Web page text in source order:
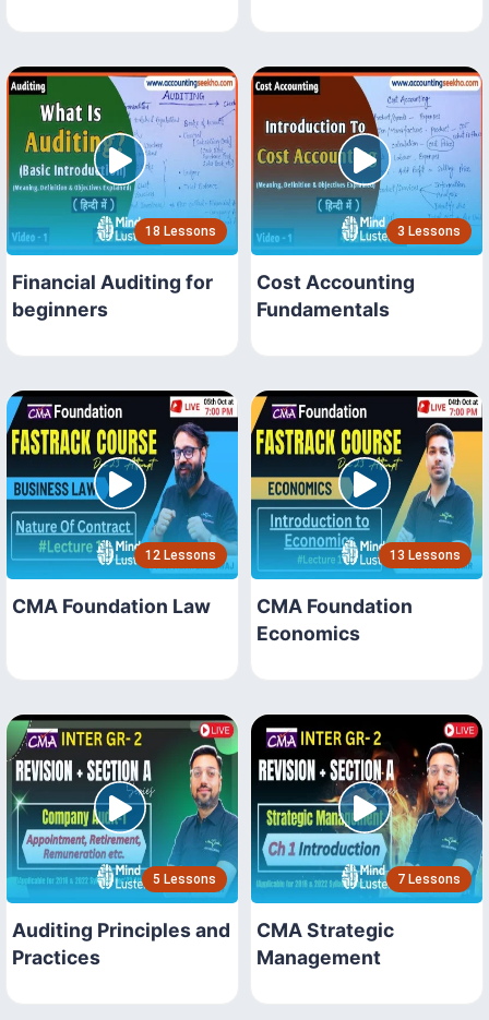
18 Lessons
Financial Auditing for
beginners
3 Lessons
Cost Accounting
Fundamentals
12 Lessons
CMA Foundation Law
13 Lessons
CMA Foundation
Economics
5 Lessons
Auditing Principles and
Practices
7 Lessons
CMA Strategic
Management